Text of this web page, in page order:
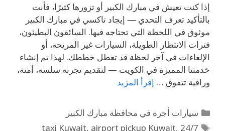
إذا كنت تعيش في مبارك الكبير أو تزورها كثيرًا، فأنت
بالتأكيد تعرف التحدي — إيجاد تاكسي في مبارك الكبير
موثوق في اللحظة التي تحتاجه فيها. السائقون البطيئون،
فترات الانتظار الطويلة، السيارات غير المريحة، أو
الإلغاءات في آخر لحظة قد تعطل خططك. لهذا تم إنشاء
خدمتنا المميزة في الكويت — لتقديم تجربة سلسة، آمنة،
وراقية تتفوق … إقرأ المزيد
سيارات أجرة في محافظة مبارك الكبير
24/7 taxi Kuwait
, airport pickup Kuwait,